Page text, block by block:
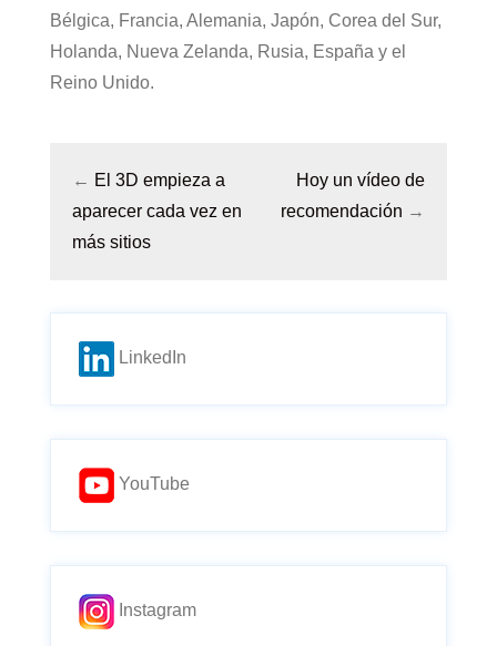
Bélgica, Francia, Alemania, Japón, Corea del Sur,
Holanda, Nueva Zelanda, Rusia, España y el
Reino Unido.
← El 3D empieza a
aparecer cada vez en
más sitios
Hoy un vídeo de
recomendación →
LinkedIn
YouTube
Instagram